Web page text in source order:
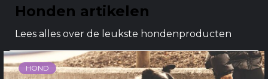
Honden artikelen
Lees alles over de leukste hondenproducten
HOND